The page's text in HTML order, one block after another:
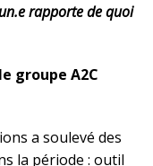
rapporte de quoi
groupe A2C
a soulevé des
la période : outil